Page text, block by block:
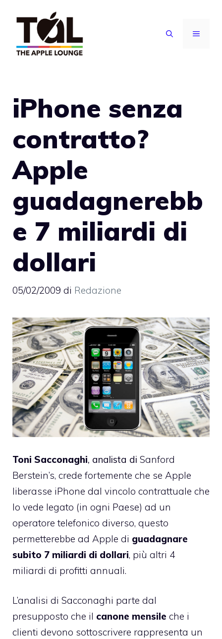
contenuto
MENU
iPhone senza
contratto?
Apple
guadagnerebb
e 7 miliardi di
dollari
05/02/2009 di Redazione
Toni Sacconaghi, analista di Sanford
Berstein’s, crede fortemente che se Apple
liberasse iPhone dal vincolo contrattuale che
lo vede legato (in ogni Paese) ad un
operatore telefonico diverso, questo
permetterebbe ad Apple di guadagnare
subito 7 miliardi di dollari, più altri 4
miliardi di profitti annuali.
L’analisi di Sacconaghi parte dal
presupposto che il canone mensile che i
clienti devono sottoscrivere rappresenta un